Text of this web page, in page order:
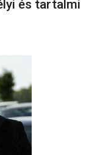
és tartalmi